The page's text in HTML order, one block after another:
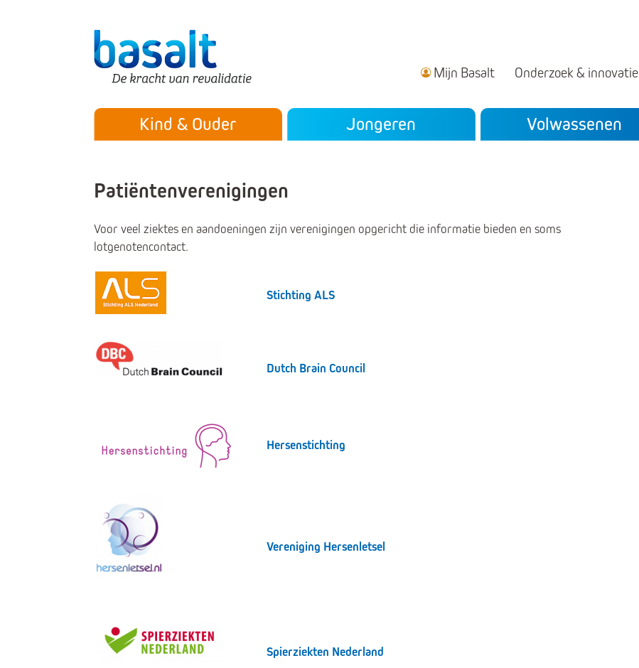
Mijn Basalt Onderzoek & innovatie
Hoofdmenu
Kind & Ouder Jongeren Volwassenen
Patiëntenverenigingen
Voor veel ziektes en aandoeningen zijn verenigingen opgericht die informatie bieden en soms
lotgenotencontact.
Stichting ALS
Dutch Brain Council
Hersenstichting
Vereniging Hersenletsel
Spierziekten Nederland